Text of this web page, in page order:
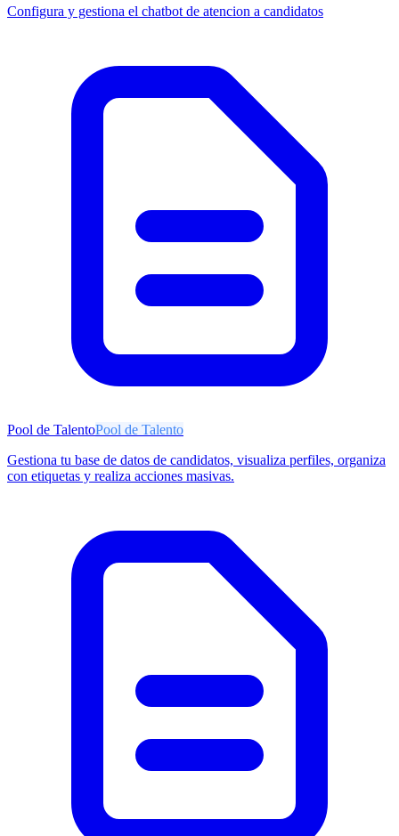
Configura y gestiona el chatbot de atencion a candidatos
Pool de TalentoPool de Talento
Gestiona tu base de datos de candidatos, visualiza perfiles, organiza
con etiquetas y realiza acciones masivas.